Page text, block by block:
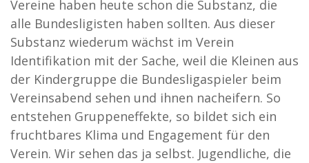
Vereine haben heute schon die Substanz, die
alle Bundesligisten haben sollten. Aus dieser
Substanz wiederum wächst im Verein
Identifikation mit der Sache, weil die Kleinen aus
der Kindergruppe die Bundesligaspieler beim
Vereinsabend sehen und ihnen nacheifern. So
entstehen Gruppeneffekte, so bildet sich ein
fruchtbares Klima und Engagement für den
Verein. Wir sehen das ja selbst. Jugendliche, die